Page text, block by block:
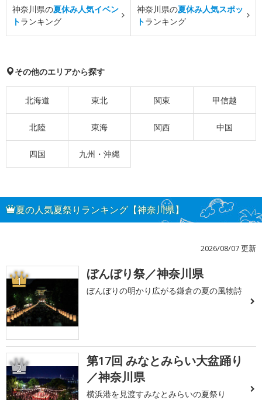
神奈川県の夏休み人気イベン
トランキング
神奈川県の夏休み人気スポッ
トランキング
その他のエリアから探す
北海道 東北 関東 甲信越
北陸 東海 関西 中国
四国 九州・沖縄
夏の人気夏祭りランキング【神奈川県】
2026/08/07 更新
1 ぼんぼり祭／神奈川県
ぼんぼりの明かり広がる鎌倉の夏の風物詩
2
第17回 みなとみらい大盆踊り
／神奈川県
横浜港を見渡すみなとみらいの夏祭り